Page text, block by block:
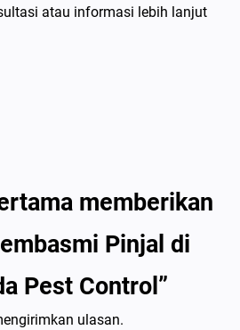
atau informasi lebih lanjut
memberikan
Pinjal di
Pest Control”
ulasan.